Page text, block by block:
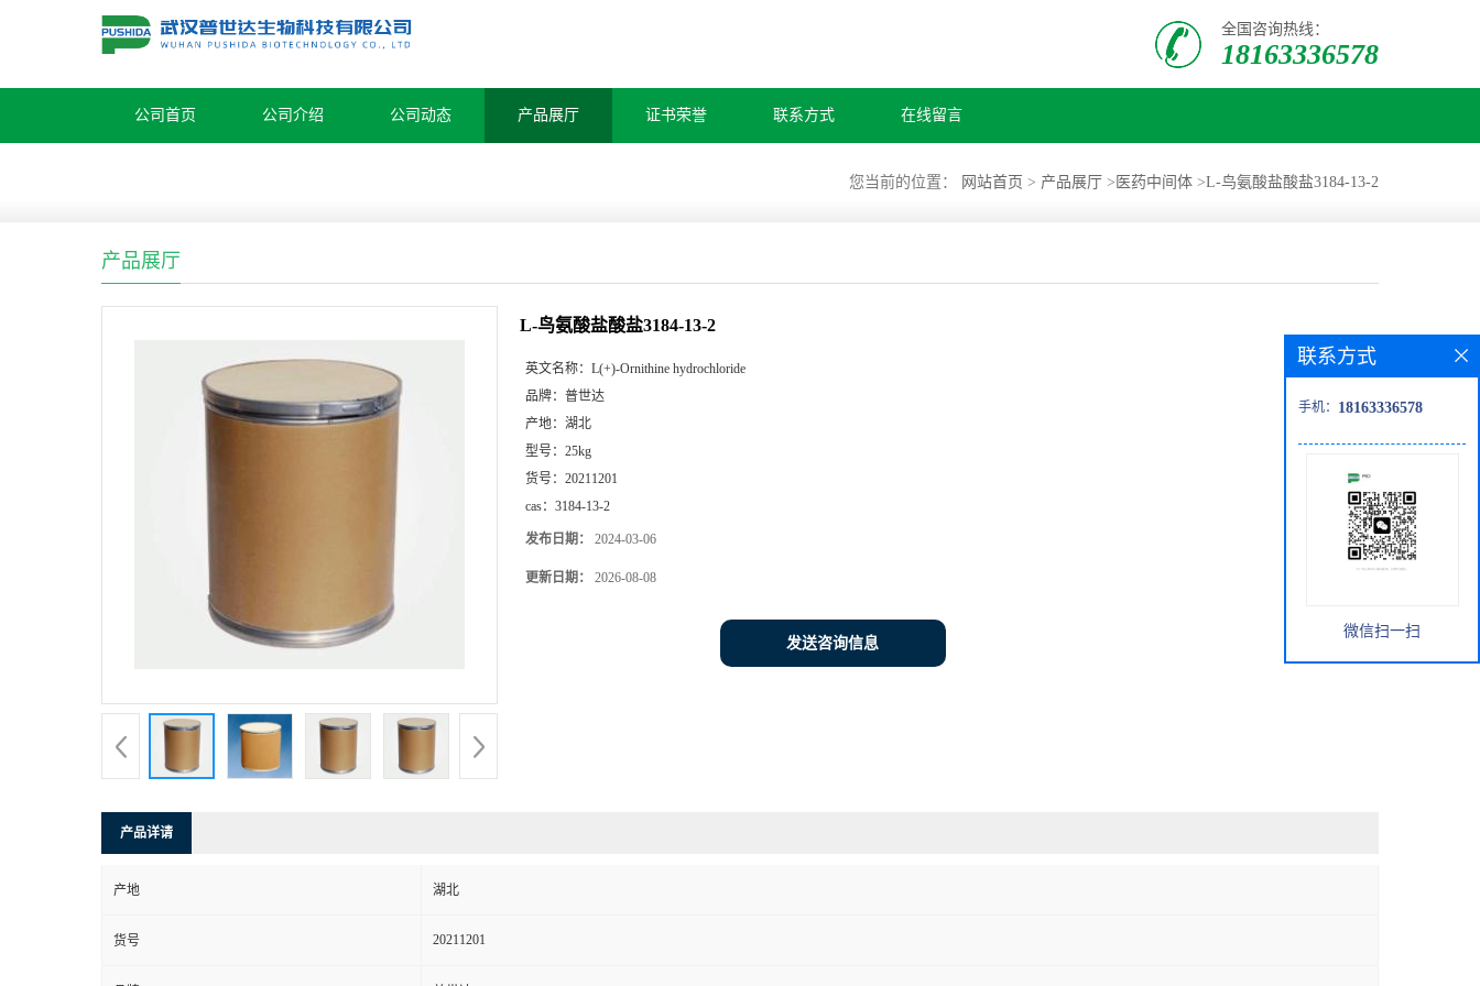
全国咨询热线：
18163336578
公司首页 公司介绍 公司动态 产品展厅 证书荣誉 联系方式 在线留言
您当前的位置： 网站首页 > 产品展厅 > 医药中间体 >L-鸟氨酸盐酸盐3184-13-2
产品展厅
L-鸟氨酸盐酸盐3184-13-2
英文名称： L(+)-Ornithine hydrochloride
品牌： 普世达
产地： 湖北
型号： 25kg
货号： 20211201
cas： 3184-13-2
发布日期： 2024-03-06
更新日期： 2026-08-08
发送咨询信息
产品详请
产地 湖北
货号 20211201
联系方式
手机： 18163336578
微信扫一扫